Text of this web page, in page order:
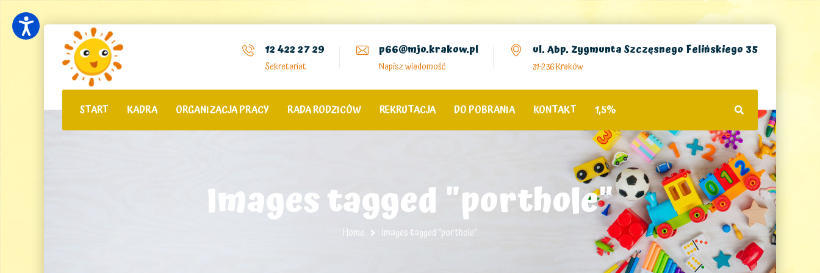
12 422 27 29
Sekretariat
p66@mjo.krakow.pl
Napisz wiadomość
ul. Abp. Zygmunta Szczęsnego Felińskiego 35
31-236 Kraków
START KADRA ORGANIZACJA PRACY RADA RODZICÓW REKRUTACJA DO POBRANIA KONTAKT 1,5%
Images tagged "porthole"
Home Images tagged "porthole"